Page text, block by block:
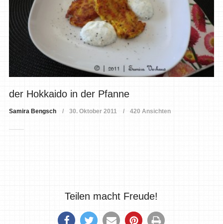
der Hokkaido in der Pfanne
Samira Bengsch 30. Oktober 2011 420 Ansichten
Teilen macht Freude!